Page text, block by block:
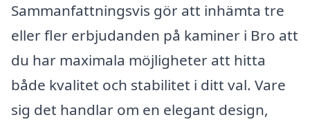
Sammanfattningsvis gör att inhämta tre
eller fler erbjudanden på kaminer i Bro att
du har maximala möjligheter att hitta
både kvalitet och stabilitet i ditt val. Vare
sig det handlar om en elegant design,